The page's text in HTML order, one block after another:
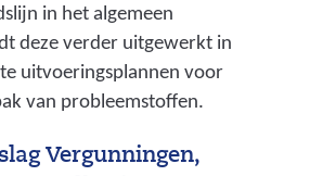
l
a
l
s
i
e
e
l
t
e
in het algemeen
deze verder uitgewerkt in
uitvoeringsplannen voor
van probleemstoffen.
Vergunningen,